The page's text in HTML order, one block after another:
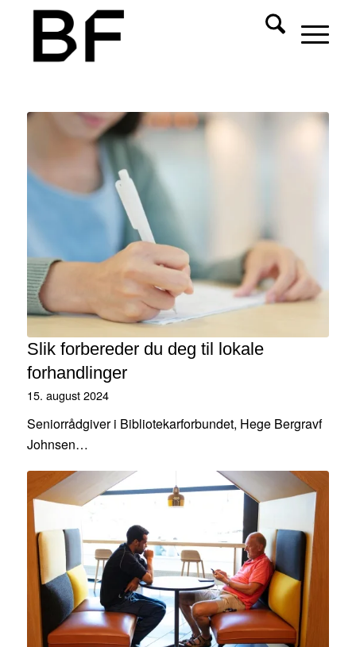
Slik forbereder du deg til lokale
forhandlinger
15. august 2024
Seniorrådgiver i Bibliotekarforbundet, Hege Bergravf
Johnsen…